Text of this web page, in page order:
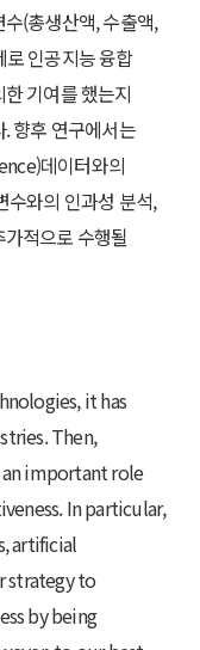
(총생산액, 수출액,
인공지능 융합
기여를 했는지
향후 연구에서는
데이터와의
수와의 인과성 분석,
적으로 수행될
it has
Then,
important role
In particular,
artificial
strategy to
by being